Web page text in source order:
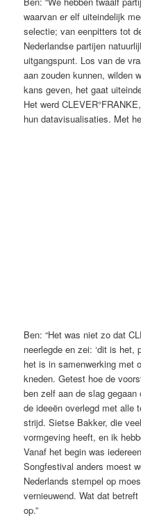
waarvan er elf uiteindelijk
selectie; van eenpitters tot
Nederlandse partijen
uitgangspunt. Los van de
aan zouden kunnen, wilden
kans geven, het gaat
Het werd
hun datavisualisaties. Met
Ben: “Het was niet zo dat
neerlegde en zei: ‘dit is het,
het is in samenwerking met
kneden. Getest hoe de
ben zelf aan de slag
de ideeën overlegd met alle
strijd. Sietse Bakker, die
vormgeving heeft, en ik
Vanaf het begin was
Songfestival anders moest
Nederlands stempel op
vernieuwend. Wat dat
op.”